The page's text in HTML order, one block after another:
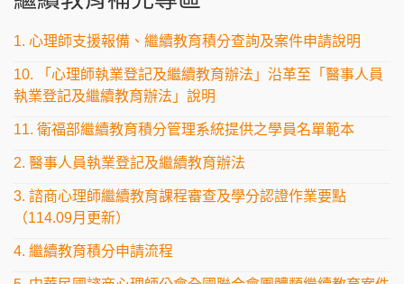
1. 心理師支援報備、繼續教育積分查詢及案件申請說明
10. 「心理師執業登記及繼續教育辦法」沿革至「醫事人員
執業登記及繼續教育辦法」說明
11. 衛福部繼續教育積分管理系統提供之學員名單範本
2. 醫事人員執業登記及繼續教育辦法
3. 諮商心理師繼續教育課程審查及學分認證作業要點
（114.09月更新）
4. 繼續教育積分申請流程